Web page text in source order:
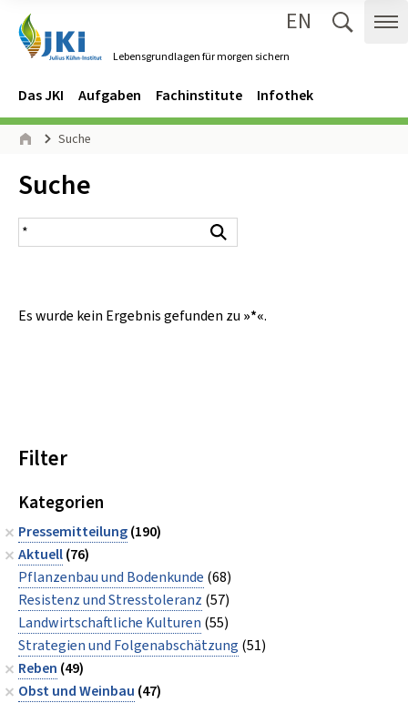
Lebensgrundlagen für morgen sichern
EN
Navigation
Hauptmenü
Das JKI Aufgaben Fachinstitute Infothek
Seitenpfad
Suche
Inhalt:
Suche
Suchergebnis
Es wurde kein Ergebnis gefunden zu »*«.
Filter
Kategorien
Pressemitteilung(190)
Aktuell(76)
Pflanzenbau und Bodenkunde (68)
Resistenz und Stresstoleranz (57)
Landwirtschaftliche Kulturen (55)
Strategien und Folgenabschätzung (51)
Reben (49)
Obst und Weinbau (47)